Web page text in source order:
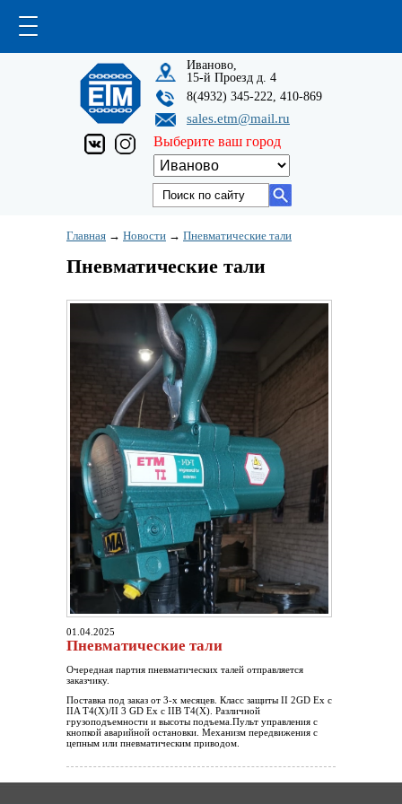
Иваново,
15-й Проезд д. 4
8(4932) 345-222, 410-869
sales.etm@mail.ru
Выберите ваш город
Главная → Новости → Пневматические тали
Пневматические тали
01.04.2025
Пневматические тали
Очередная партия пневматических талей отправляется
заказчику.
Поставка под заказ от 3-х месяцев. Класс защиты II 2GD Ex c
IIA T4(X)/II 3 GD Ex c IIB T4(X). Различной
грузоподъемности и высоты подъема.Пульт управления с
кнопкой аварийной остановки. Механизм передвижения с
цепным или пневматическим приводом.